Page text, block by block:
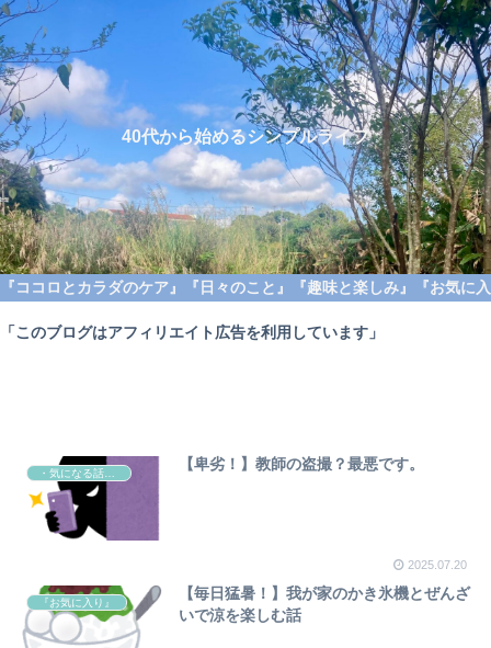
40代から始めるシンプルライフ
『ココロとカラダのケア』 『日々のこと』 『趣味と楽しみ』 『お気に
「このブログはアフィリエイト広告を利用しています」
【卑劣！】教師の盗撮？最悪です。
2025.07.20
『お気に入り』
【毎日猛暑！】我が家のかき氷機とぜんざ
いで涼を楽しむ話